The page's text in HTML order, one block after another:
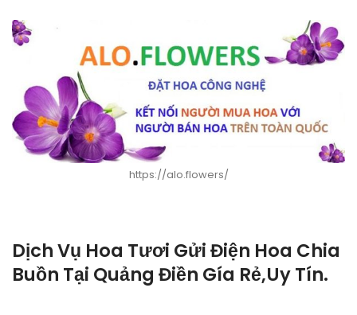
https://alo.flowers/
Dịch Vụ Hoa Tươi Gửi Điện Hoa Chia
Buồn Tại Quảng Điền Gía Rẻ,Uy Tín.